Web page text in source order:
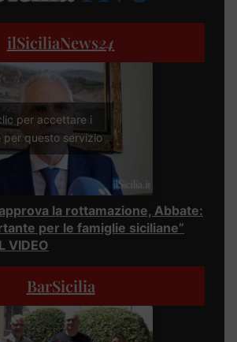
ilSiciliaNews24
per accettare i
per questo servizio
approva la rottamazione, Abbate:
per le famiglie siciliane”
VIDEO
BarSicilia